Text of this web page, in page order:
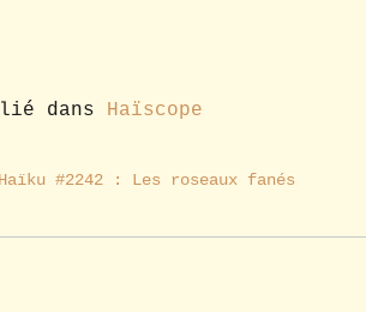
dans Haïscope
#2242 : Les roseaux fanés